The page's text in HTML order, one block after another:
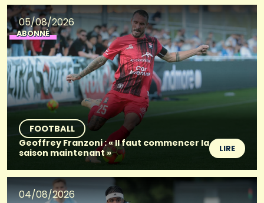
05/08/2026
ABONNÉ
FOOTBALL
Geoffrey Franzoni : « Il faut commencer la
saison maintenant »
LIRE
04/08/2026